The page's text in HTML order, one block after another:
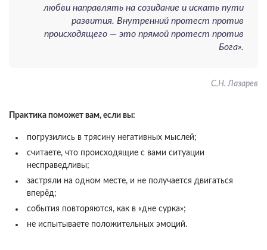
любви направлять на созидание и искать пути
развития. Внутренний протест против
происходящего — это прямой протест против
Бога».
С.Н. Лазарев
Практика поможет вам, если вы:
погрузились в трясину негативных мыслей;
считаете, что происходящие с вами ситуации
несправедливы;
застряли на одном месте, и не получается двигаться
вперёд;
события повторяются, как в «дне сурка»;
не испытываете положительных эмоций.